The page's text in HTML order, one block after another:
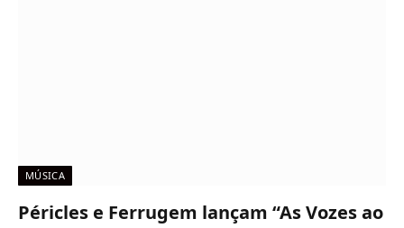
MÚSICA
Péricles e Ferrugem lançam “As Vozes ao